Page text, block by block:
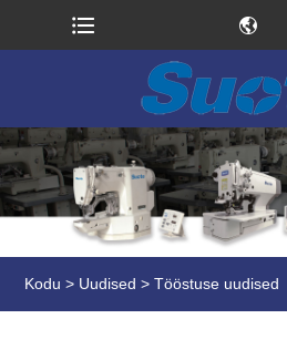
Kodu > Uudised >Tööstuse uudised